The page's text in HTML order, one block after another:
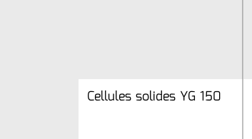
Cellules solides YG 150
Cellules solides YG 150